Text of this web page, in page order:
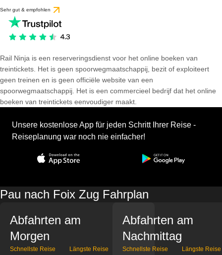
Sehr gut & empfohlen
Rail Ninja is een reserveringsdienst voor het online boeken van
treintickets. Het is geen spoorwegmaatschappij, bezit of exploiteert
geen treinen en is geen officiële website van een
spoorwegmaatschappij. Het is een commercieel bedrijf dat het online
boeken van treintickets eenvoudiger maakt.
Unsere kostenlose App für jeden Schritt Ihrer Reise -
Reiseplanung war noch nie einfacher!
Pau nach Foix Zug Fahrplan
Abfahrten am
Morgen
Schnellste Reise Längste Reise
Abfahrten am
Nachmittag
Schnellste Reise Längste Reise